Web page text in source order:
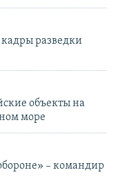
кадры разведки
объекты на
море
– командир